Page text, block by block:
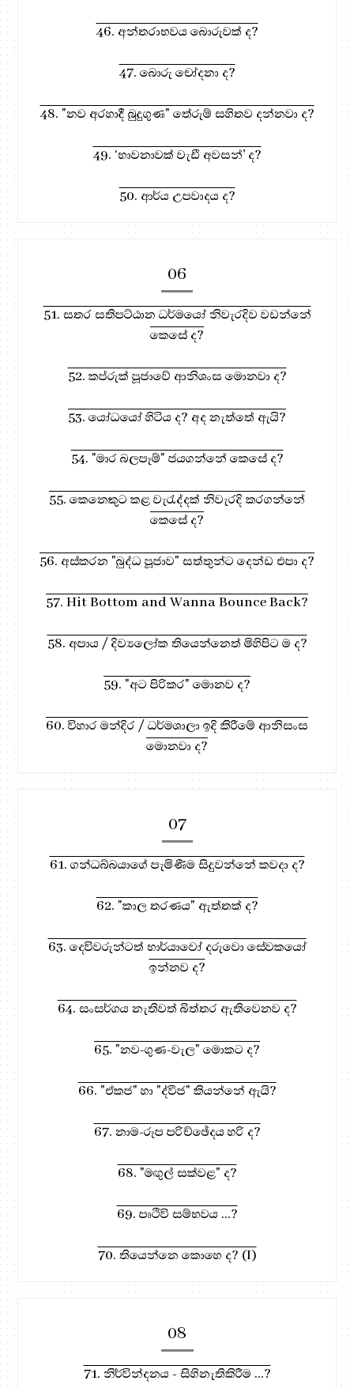
46. අන්තරාභවය බොරුවක් ද?
47. බොරු චෝදනා ද?
48. "නව අරහාදී බුදුගුණ" තේරුම් සහිතව දන්නවා ද?
49. ‘භාවනාවක් වැඩී අවසන්' ද?
50. ආර්ය උපවාදය ද?
06
51. සතර සතිපට්ඨාන ධර්මයෝ නිවැරදිව වඩන්නේ
කෙසේ ද?
52. කප්රුක් පූජාවේ ආනිශංස මොනවා ද?
53. යෝධයෝ හිටිය ද? අද නැත්තේ ඇයි?
54. "මාර බලපෑම්" ජයගන්නේ කෙසේ ද?
55. කෙනෙකුට කළ වැරැද්දක් නිවැරදි කරගන්නේ
කෙසේ ද?
56. අස්කරන "බුද්ධ පූජාව" සත්තුන්ට දෙන්ඩ එපා ද?
57. Hit Bottom and Wanna Bounce Back?
58. අපාය / දිව්‍යලෝක තියෙන්නෙත් මිහිපිට ම ද?
59. "අට පිරිකර" මොනව ද?
60. විහාර මන්දිර / ධර්මශාලා ඉදි කිරීමේ ආනිසංස
මොනවා ද?
07
61. ගන්ධබ්බයාගේ පැමිණීම සිදුවන්නේ කවදා ද?
62. "කාල තරණය" ඇත්තක් ද?
63. දෙවිවරුන්ටත් භාර්යාවෝ දරුවො සේවකයෝ
ඉන්නව ද?
64. සංසර්ගය නැතිවත් බිත්තර ඇතිවෙනව ද?
65. "නව-ගුණ-වැල" මොකට ද?
66. "ඒකජ" හා "ද්වීජ" කියන්නේ ඇයි?
67. නාම-රූප පරිච්ඡේදය හරි ද?
68. "මඟුල් සක්වළ" ද?
69. පෘථිවි සම්භවය ...?
70. තියෙන්නෙ කොහෙ ද? (I)
08
71. නිර්වින්දනය - සිහිනැතිකිරීම ...?